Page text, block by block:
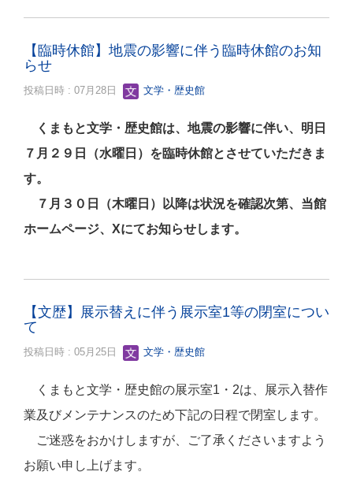
【臨時休館】地震の影響に伴う臨時休館のお知
らせ
投稿日時 : 07月28日 文学・歴史館
くまもと文学・歴史館は、地震の影響に伴い、明日
７月２９日（水曜日）を臨時休館とさせていただきま
す。
７月３０日（木曜日）以降は状況を確認次第、当館
ホームページ、Xにてお知らせします。
【文歴】展示替えに伴う展示室1等の閉室につい
て
投稿日時 : 05月25日 文学・歴史館
くまもと文学・歴史館の展示室1・2は、展示入替作
業及びメンテナンスのため下記の日程で閉室します。
ご迷惑をおかけしますが、ご了承くださいますよう
お願い申し上げます。